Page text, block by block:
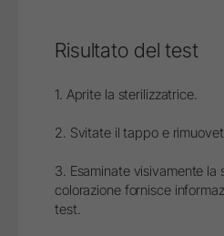
Risultato del test
1. Aprite la sterilizzatrice.
2. Svitate il tappo e
3. Esaminate visivamente la
colorazione fornisce
test.